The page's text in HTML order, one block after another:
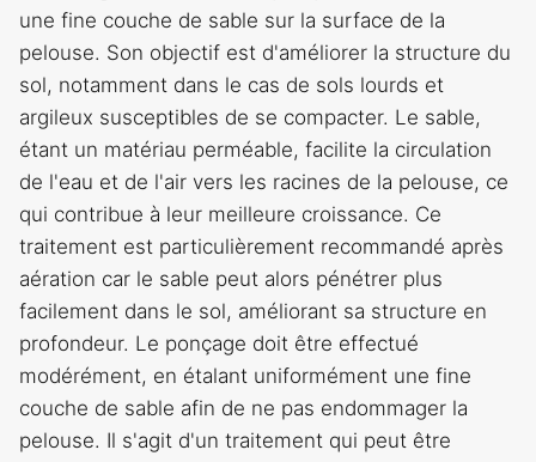
une fine couche de sable sur la surface de la
pelouse. Son objectif est d'améliorer la structure du
sol, notamment dans le cas de sols lourds et
argileux susceptibles de se compacter. Le sable,
étant un matériau perméable, facilite la circulation
de l'eau et de l'air vers les racines de la pelouse, ce
qui contribue à leur meilleure croissance. Ce
traitement est particulièrement recommandé après
aération car le sable peut alors pénétrer plus
facilement dans le sol, améliorant sa structure en
profondeur. Le ponçage doit être effectué
modérément, en étalant uniformément une fine
couche de sable afin de ne pas endommager la
pelouse. Il s'agit d'un traitement qui peut être